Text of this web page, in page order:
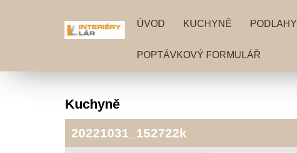
ÚVOD KUCHYNĚ PODLAHY
POPTÁVKOVÝ FORMULÁŘ
Kuchyně
20221031_152722k